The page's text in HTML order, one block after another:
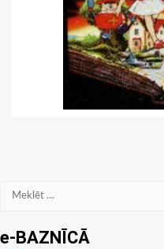
Meklēt:
e-BAZNĪCĀ